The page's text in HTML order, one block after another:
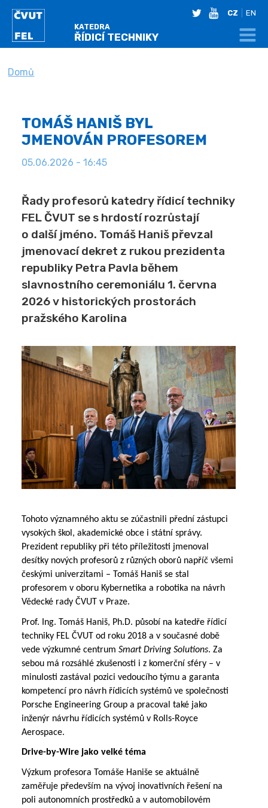
KATEDRA
ŘÍDICÍ TECHNIKY
twitteryoutube
CZ EN
NACHÁZÍTE SE
Domů
TOMÁŠ HANIŠ BYL
JMENOVÁN PROFESOREM
05.06.2026 - 16:45
Řady profesorů katedry řídicí techniky
FEL ČVUT se s hrdostí rozrůstají
o další jméno. Tomáš Haniš převzal
jmenovací dekret z rukou prezidenta
republiky Petra Pavla během
slavnostního ceremoniálu 1. června
2026 v historických prostorách
pražského Karolina
Tohoto významného aktu se zúčastnili přední zástupci
vysokých škol, akademické obce i státní správy.
Prezident republiky při této příležitosti jmenoval
desítky nových profesorů z různých oborů napříč všemi
českými univerzitami – Tomáš Haniš se stal
profesorem v oboru Kybernetika a robotika na návrh
Vědecké rady ČVUT v Praze.
Prof. Ing. Tomáš Haniš, Ph.D. působí na katedře řídicí
techniky FEL ČVUT od roku 2018 a v současné době
vede výzkumné centrum Smart Driving Solutions. Za
sebou má rozsáhlé zkušenosti i z komerční sféry – v
minulosti zastával pozici vedoucího týmu a garanta
kompetencí pro návrh řídicích systémů ve společnosti
Porsche Engineering Group a pracoval také jako
inženýr návrhu řídicích systémů v Rolls-Royce
Aerospace.
Drive-by-Wire jako velké téma
Výzkum profesora Tomáše Haniše se aktuálně
zaměřuje především na vývoj inovativních řešení na
poli autonomních prostředků a v automobilovém